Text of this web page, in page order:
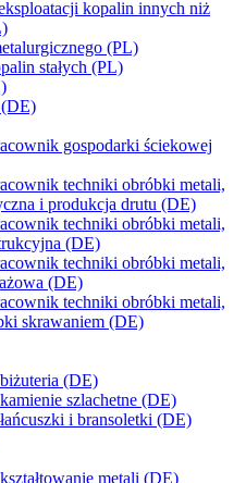
kopalin innych niż
(PL)
stałych (PL)
gospodarki ściekowej
techniki obróbki metali,
i produkcja drutu (DE)
techniki obróbki metali,
(DE)
techniki obróbki metali,
(DE)
techniki obróbki metali,
skrawaniem (DE)
(DE)
szlachetne (DE)
i bransoletki (DE)
metali (DE)